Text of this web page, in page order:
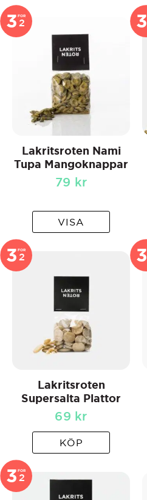
3 FOR
2
Lakritsroten Nami
Tupa Mangoknappar
79 kr
VISA
3
3 FOR
2
Lakritsroten
Supersalta Plattor
69 kr
KÖP
3
3 FOR
2